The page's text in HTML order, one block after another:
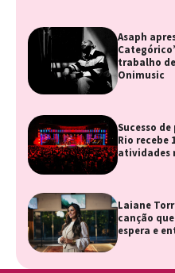
Asaph
trabalho
Onimusic
Sucesso
Rio recebe
atividades
Laiane
canção
espera e